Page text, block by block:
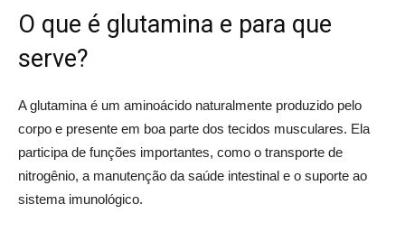
O que é glutamina e para que
serve?
A glutamina é um aminoácido naturalmente produzido pelo
corpo e presente em boa parte dos tecidos musculares. Ela
participa de funções importantes, como o transporte de
nitrogênio, a manutenção da saúde intestinal e o suporte ao
sistema imunológico.